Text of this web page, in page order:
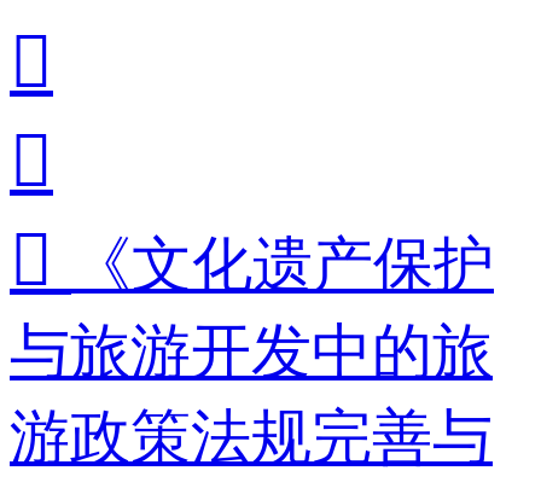



《文化遗产保护
与旅游开发中的旅
游政策法规完善与